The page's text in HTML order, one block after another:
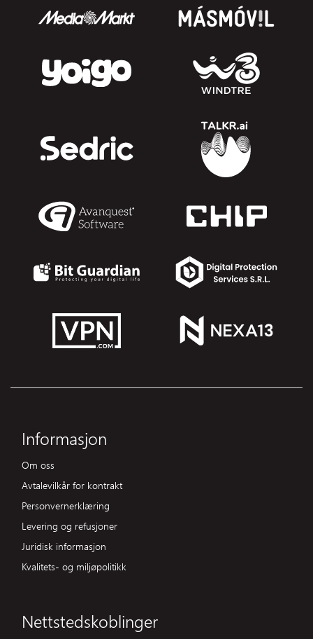
Informasjon
Om oss
Avtalevilkår for kontrakt
Personvernerklæring
Levering og refusjoner
Juridisk informasjon
Kvalitets- og miljøpolitikk
Nettstedskoblinger